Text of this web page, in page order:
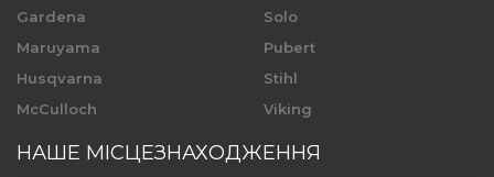
Gardena
Maruyama
Husqvarna
McCulloch
Solo
Pubert
Stihl
Viking
НАШЕ МІСЦЕЗНАХОДЖЕННЯ